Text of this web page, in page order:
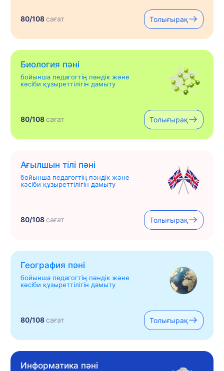
80/108сағат Толығырақ
Биология пәні
бойынша педагогтің пәндік және
кәсіби құзыреттілігін дамыту
80/108сағат Толығырақ
Ағылшын тілі пәні
бойынша педагогтің пәндік және
кәсіби құзыреттілігін дамыту
80/108сағат Толығырақ
География пәні
бойынша педагогтің пәндік және
кәсіби құзыреттілігін дамыту
80/108сағат Толығырақ
Информатика пәні